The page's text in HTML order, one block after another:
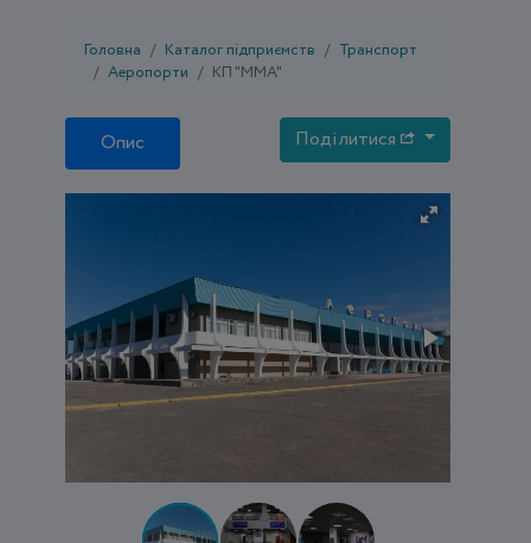
Головна Каталог підприємств
Транспорт
Аеропорти
КП "ММА"
Опис Поділитися